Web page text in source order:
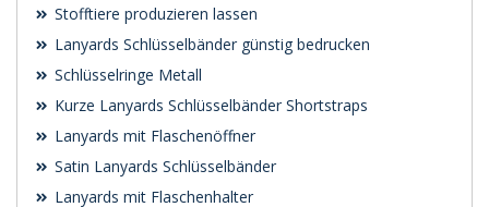
Stofftiere produzieren lassen
Lanyards Schlüsselbänder günstig bedrucken
Schlüsselringe Metall
Kurze Lanyards Schlüsselbänder Shortstraps
Lanyards mit Flaschenöffner
Satin Lanyards Schlüsselbänder
Lanyards mit Flaschenhalter